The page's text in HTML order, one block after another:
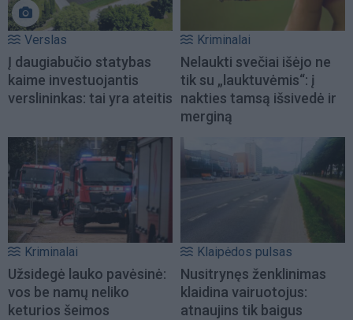
Verslas
Į daugiabučio statybas
kaime investuojantis
verslininkas: tai yra ateitis
Kriminalai
Nelaukti svečiai išėjo ne
tik su „lauktuvėmis“: į
nakties tamsą išsivedė ir
merginą
Kriminalai
Užsidegė lauko pavėsinė:
vos be namų neliko
keturios šeimos
Klaipėdos pulsas
Nusitrynęs ženklinimas
klaidina vairuotojus:
atnaujins tik baigus